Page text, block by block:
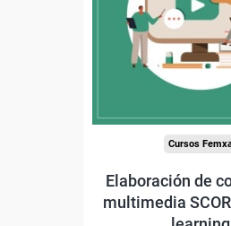
Sin requisitos de
Cursos
Elaboración de
multimedia